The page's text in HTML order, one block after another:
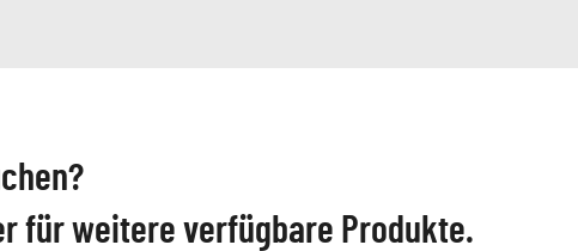
für weitere verfügbare Produkte.